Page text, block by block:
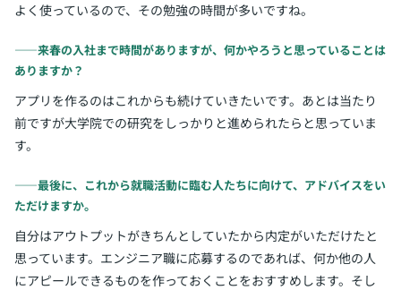
よく使っているので、その勉強の時間が多いですね。
――来春の入社まで時間がありますが、何かやろうと思っていることは
ありますか？
アプリを作るのはこれからも続けていきたいです。あとは当たり
前ですが大学院での研究をしっかりと進められたらと思っていま
す。
――最後に、これから就職活動に臨む人たちに向けて、アドバイスをい
ただけますか。
自分はアウトプットがきちんとしていたから内定がいただけたと
思っています。エンジニア職に応募するのであれば、何か他の人
にアピールできるものを作っておくことをおすすめします。そし